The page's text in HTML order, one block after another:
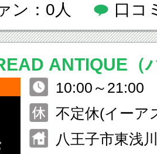
ン：0人 口コ
ANTIQUE（
ィーク）10:00～21:00
不定休(イーア
る)
八王子市東浅